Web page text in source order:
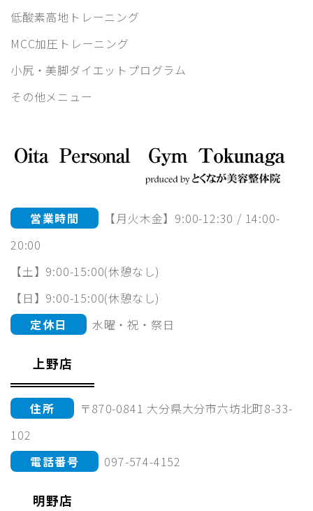
低酸素高地トレーニング
MCC加圧トレーニング
小尻・美脚ダイエットプログラム
その他メニュー
営業時間
【月火木金】9:00-12:30 / 14:00-
20:00
【土】9:00-15:00(休憩なし)
【日】9:00-15:00(休憩なし)
定休日
水曜・祝・祭日
上野店
住所
〒870-0841 大分県大分市六坊北町8-33-
102
電話番号
097-574-4152
明野店